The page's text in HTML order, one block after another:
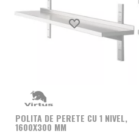
Produs favorit
POLITA DE PERETE CU 1 NIVEL,
1600X300 MM